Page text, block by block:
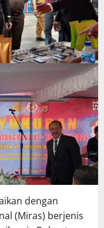
dengan
(Miras) berjenis